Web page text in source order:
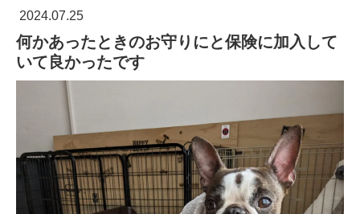
2024.07.25
何かあったときのお守りにと保険に加入して
いて良かったです